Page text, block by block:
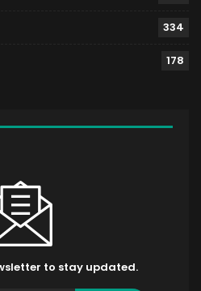
334
178
to stay updated.